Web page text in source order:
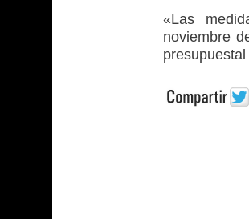
«Las
noviembre